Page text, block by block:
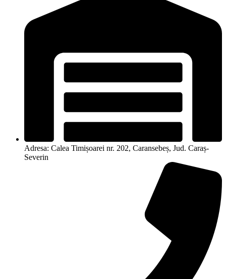
Adresa: Calea Timișoarei nr. 202, Caransebeș, Jud. Caraș-
Severin